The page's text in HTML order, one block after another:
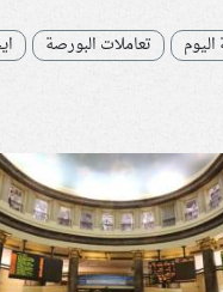
تعاملات البورصة